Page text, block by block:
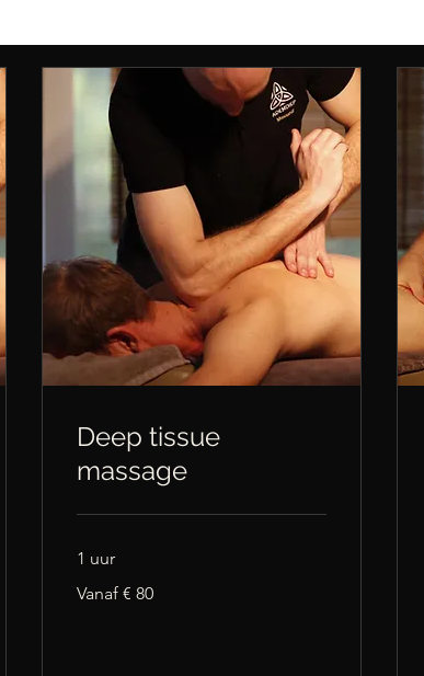
Deep tissue
massage
1 uur
80
Vanaf € 80